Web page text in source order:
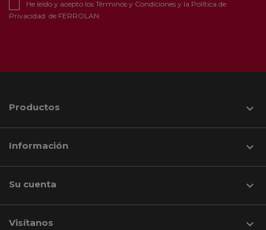
He leído y acepto los Términos y Condiciones y la Política de
Privacidad de FERROLAN
Productos 
Información 
Su cuenta 
Visítanos keyboard_arrow_down